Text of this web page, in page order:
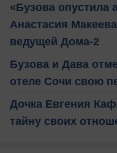
«Бузова опустила
Анастасия
ведущей Дома-2
Бузова и Дава
отеле Сочи свою
Дочка Евгения
тайну своих